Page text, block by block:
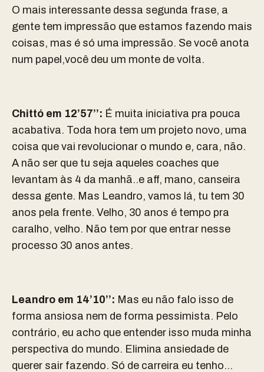
O mais interessante dessa segunda frase, a
gente tem impressão que estamos fazendo mais
coisas, mas é só uma impressão. Se você anota
num papel,você deu um monte de volta.
Chittó em 12’57’’: É muita iniciativa pra pouca
acabativa. Toda hora tem um projeto novo, uma
coisa que vai revolucionar o mundo e, cara, não.
A não ser que tu seja aqueles coaches que
levantam às 4 da manhã..e aff, mano, canseira
dessa gente. Mas Leandro, vamos lá, tu tem 30
anos pela frente. Velho, 30 anos é tempo pra
caralho, velho. Não tem por que entrar nesse
processo 30 anos antes.
Leandro em 14’10’’: Mas eu não falo isso de
forma ansiosa nem de forma pessimista. Pelo
contrário, eu acho que entender isso muda minha
perspectiva do mundo. Elimina ansiedade de
querer sair fazendo. Só de carreira eu tenho…